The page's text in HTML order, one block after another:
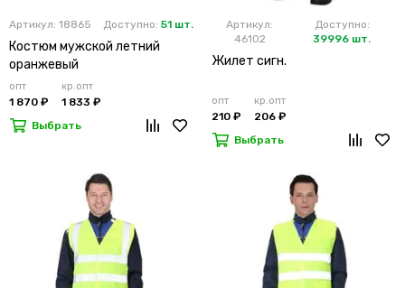
Артикул: 18865 Доступно: 51 шт.
Костюм мужской летний
оранжевый
опт
1 870 ₽
кр.опт
1 833 ₽
Выбрать
Артикул:
46102
Доступно:
39996 шт.
Жилет сигн.
опт
210 ₽
кр.опт
206 ₽
Выбрать